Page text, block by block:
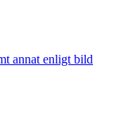
annat enligt bild